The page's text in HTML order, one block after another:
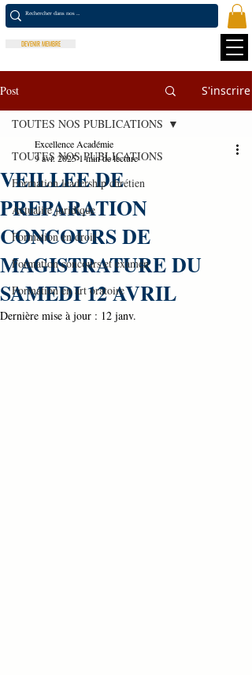
DEVENIR MEMBRE
Post S'inscrire
TOUTES NOS PUBLICATIONS
Formation leadership chrétien
Actualité juridique
Formation en droit
Formation concours et examen
Formation en art oratoire
TOUTES NOS PUBLICATIONS
VEILLEE DE
PREPARATION
CONCOURS DE
MAGISTRATURE DU
SAMEDI 12 AVRIL
Excellence Académie
9 avr. 20251 min de lecture
Dernière mise à jour : 12 janv.